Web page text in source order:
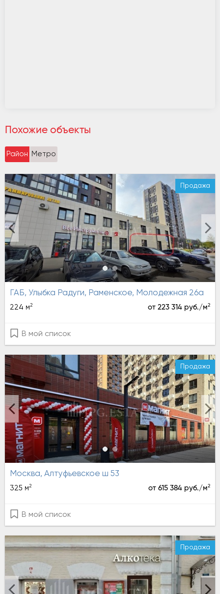
Похожие объекты
Район Метро
Продажа
ГАБ, Улыбка Радуги, Раменское, Молодежная 26а
224 м2 от 223 314 руб./м2
В мой список
Продажа
Москва, Алтуфьевское ш 53
325 м2 от 615 384 руб./м2
В мой список
Продажа